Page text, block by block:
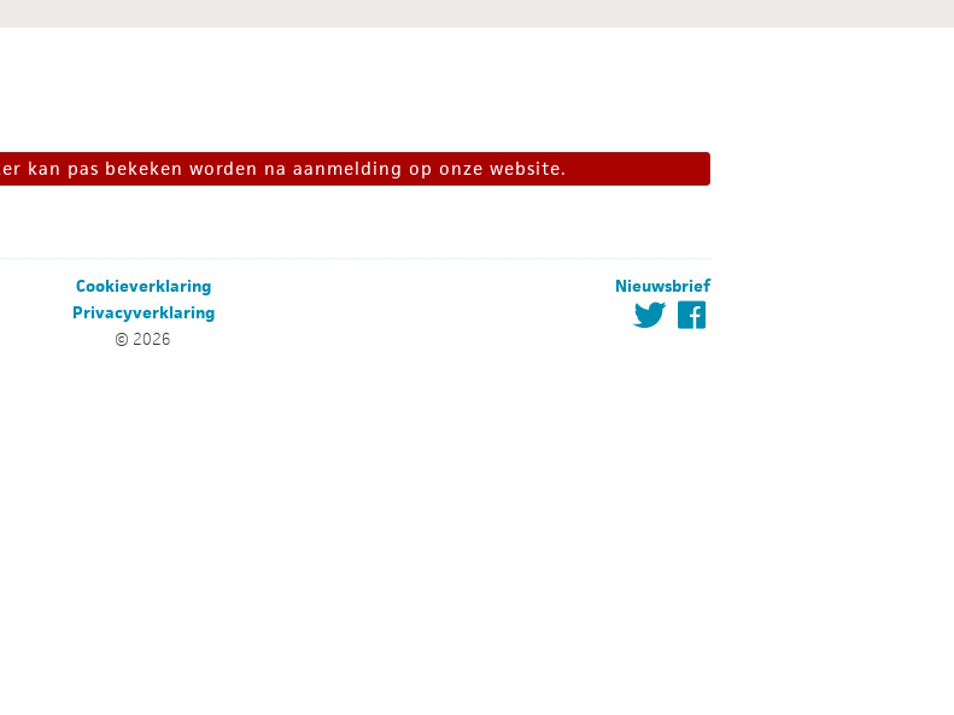
kan pas bekeken worden na aanmelding op onze website.
Cookieverklaring
Privacyverklaring
© 2026
Nieuwsbrief